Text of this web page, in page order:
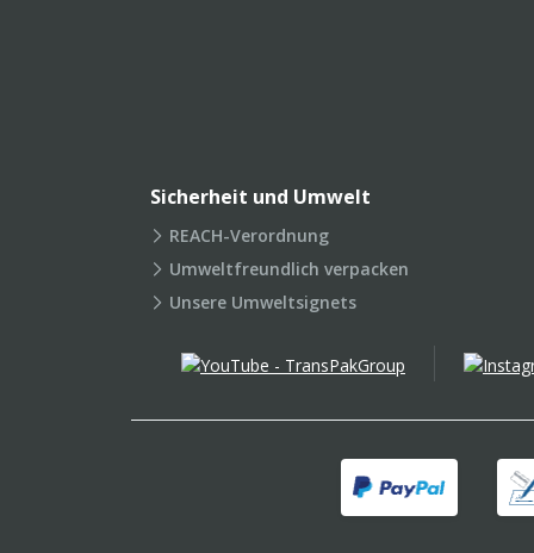
Sicherheit und Umwelt
REACH-Verordnung
Umweltfreundlich verpacken
Unsere Umweltsignets